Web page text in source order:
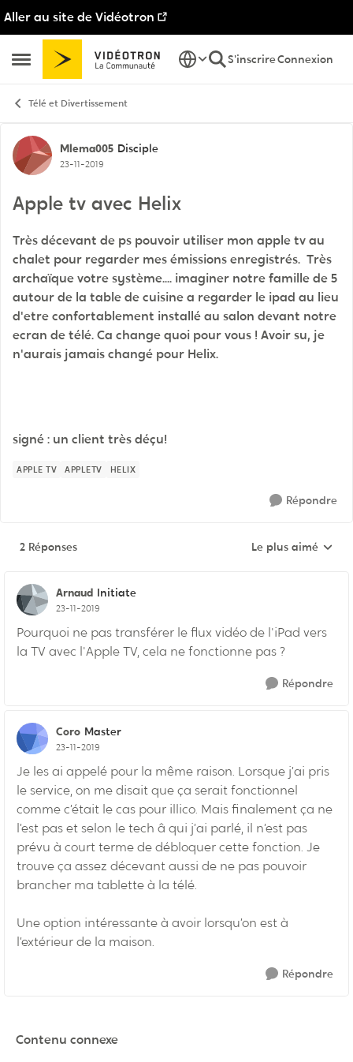
Aller au site de Vidéotron
Ouvrir Menu Latéral
Passer au contenu
S'inscrireConnexion
Télé et Divertissement
Discussion de forum
Mlema005 Disciple
23-11-2019
Apple tv avec Helix
Très décevant de ps pouvoir utiliser mon apple tv au
chalet pour regarder mes émissions enregistrés. Très
archaïque votre système.... imaginer notre famille de 5
autour de la table de cuisine a regarder le ipad au lieu
d'etre confortablement installé au salon devant notre
ecran de télé. Ca change quoi pour vous ! Avoir su, je
n'aurais jamais changé pour Helix.
signé : un client très déçu!
APPLE TV APPLETV HELIX
Répondre
2 Réponses Réponses triées
Le plus aimé
Arnaud Initiate
23-11-2019
Pourquoi ne pas transférer le flux vidéo de l'iPad vers
la TV avec l'Apple TV, cela ne fonctionne pas ?
Répondre
Coro Master
23-11-2019
Je les ai appelé pour la même raison. Lorsque j’ai pris
le service, on me disait que ça serait fonctionnel
comme c’était le cas pour illico. Mais finalement ça ne
l’est pas et selon le tech â qui j’ai parlé, il n’est pas
prévu à court terme de débloquer cette fonction. Je
trouve ça assez décevant aussi de ne pas pouvoir
brancher ma tablette à la télé.
Une option intéressante à avoir lorsqu’on est à
l’extérieur de la maison.
Répondre
Contenu connexe